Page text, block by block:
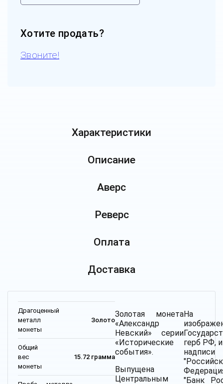
Хотите продать?
Звоните!
Характеристики
Описание
Аверс
Реверс
Оплата
Доставка
Драгоценный
металл
монеты
Золото
Общий
вес
монеты
15.72 грамма
Золотая монета
«Александр
Невский» серии
«Исторические
события».
Выпущена
Центральным
На
герб РФ,
надписи
"Банк